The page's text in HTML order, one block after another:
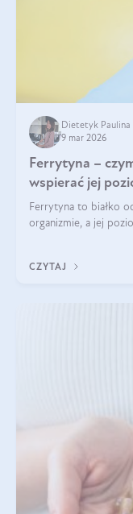
Dietetyk Paulina
9 mar 2026
Ferrytyna –
wspierać jej
Ferrytyna to białko
organizmie, a jej
funkcjonowanie (
CZYTAJ